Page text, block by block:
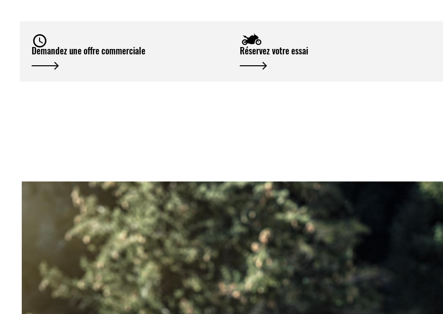
Demandez une offre commerciale Réservez votre essai